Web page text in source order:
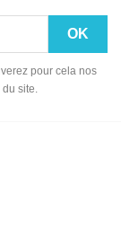
pour cela nos
site.